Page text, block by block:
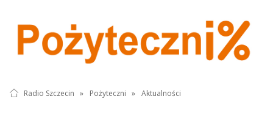
Radio Szczecin » Pożyteczni » Aktualności